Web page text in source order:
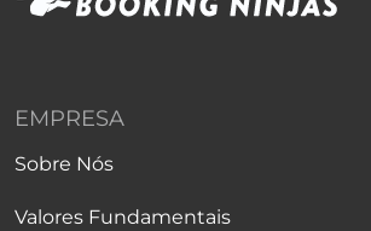
EMPRESA
Sobre Nós
Valores Fundamentais